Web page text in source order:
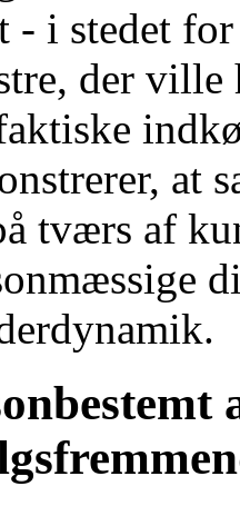
- i stedet
der
at
tværs af